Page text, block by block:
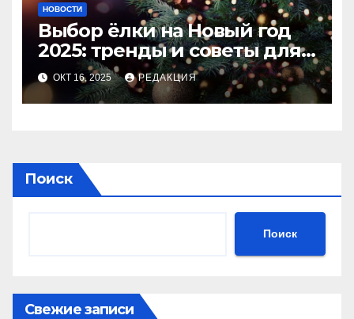
НОВОСТИ
Выбор ёлки на Новый год
2025: тренды и советы для
идеального праздника
ОКТ 16, 2025 РЕДАКЦИЯ
Поиск
Поиск
Свежие записи